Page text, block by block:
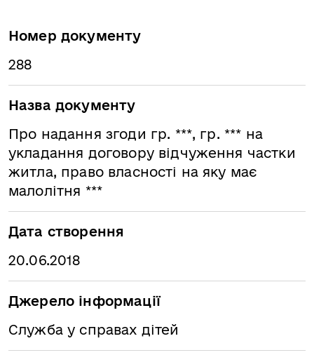
Номер документу
288
Назва документу
Про надання згоди гр. ***, гр. *** на
укладання договору відчуження частки
житла, право власності на яку має
малолітня ***
Дата створення
20.06.2018
Джерело інформації
Служба у справах дітей